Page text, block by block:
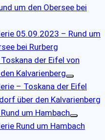
um den Obersee bei
05.09.2023 – Rund um
bei Rurberg
der Eifel von
Kalvarienberg
– Toskana der Eifel
über den Kalvarienberg
um Hambach
Rund um Hambach